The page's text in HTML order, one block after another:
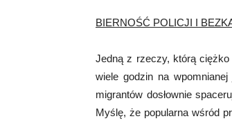
BIERNOŚĆ POLICJI I
Jedną z rzeczy, którą ciężko
wiele godzin na
migrantów dosłownie
Myślę, że popularna wśród